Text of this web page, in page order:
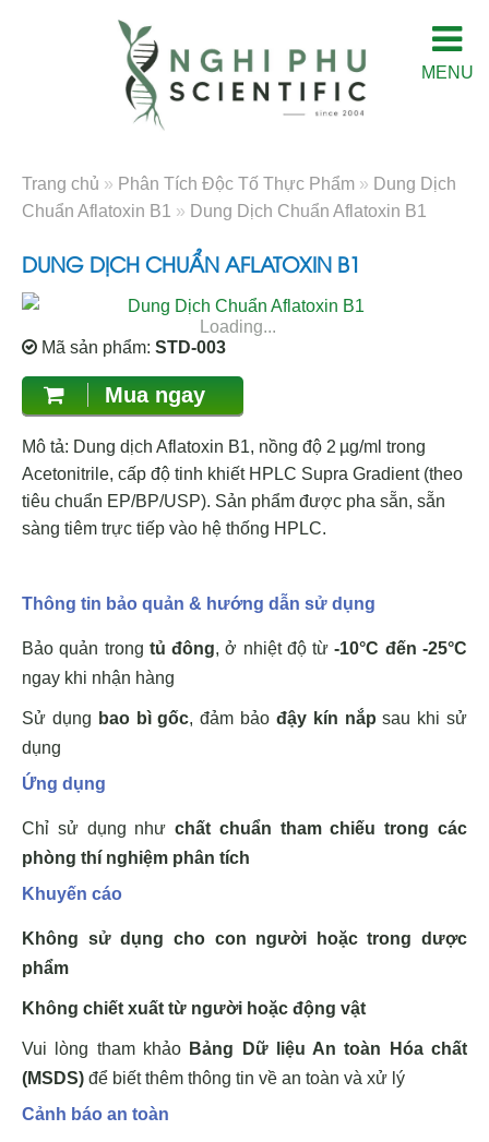
MENU
Trang chủ » Phân Tích Độc Tố Thực Phẩm » Dung Dịch
Chuẩn Aflatoxin B1 » Dung Dịch Chuẩn Aflatoxin B1
DUNG DỊCH CHUẨN AFLATOXIN B1
Loading...
Mã sản phẩm: STD-003
Mua ngay
Mô tả: Dung dịch Aflatoxin B1, nồng độ 2 µg/ml trong
Acetonitrile, cấp độ tinh khiết HPLC Supra Gradient (theo
tiêu chuẩn EP/BP/USP). Sản phẩm được pha sẵn, sẵn
sàng tiêm trực tiếp vào hệ thống HPLC.
Thông tin bảo quản & hướng dẫn sử dụng
Bảo quản trong tủ đông, ở nhiệt độ từ-10°C đến -25°C
ngay khi nhận hàng
Sử dụng bao bì gốc, đảm bảo đậy kín nắp sau khi sử
dụng
Ứng dụng
Chỉ sử dụng nhưchất chuẩn tham chiếu trong các
phòng thí nghiệm phân tích
Khuyến cáo
Không sử dụng cho con người hoặc trong dược
phẩm
Không chiết xuất từ người hoặc động vật
Vui lòng tham khảo Bảng Dữ liệu An toàn Hóa chất
(MSDS) để biết thêm thông tin về an toàn và xử lý
Cảnh báo an toàn